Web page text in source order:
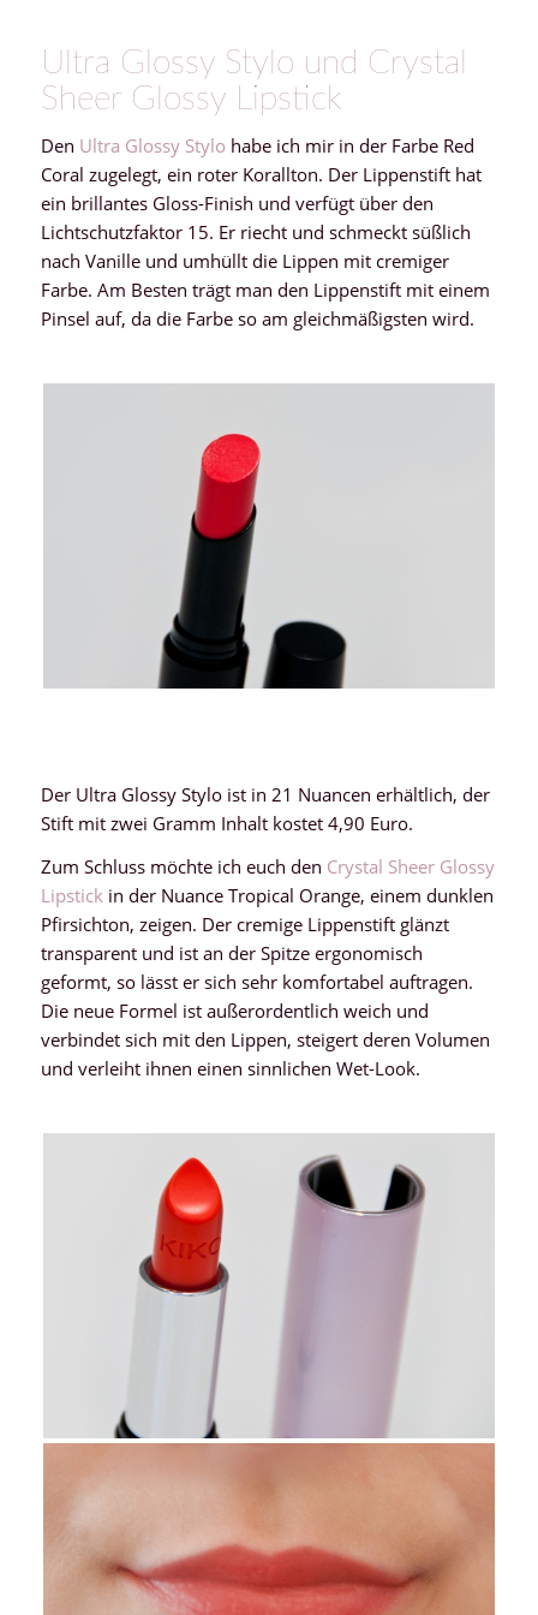
Ultra Glossy Stylo und Crystal
Sheer Glossy Lipstick
Den Ultra Glossy Stylo habe ich mir in der Farbe Red
Coral zugelegt, ein roter Korallton. Der Lippenstift hat
ein brillantes Gloss-Finish und verfügt über den
Lichtschutzfaktor 15. Er riecht und schmeckt süßlich
nach Vanille und umhüllt die Lippen mit cremiger
Farbe. Am Besten trägt man den Lippenstift mit einem
Pinsel auf, da die Farbe so am gleichmäßigsten wird.
Der Ultra Glossy Stylo ist in 21 Nuancen erhältlich, der
Stift mit zwei Gramm Inhalt kostet 4,90 Euro.
Zum Schluss möchte ich euch den Crystal Sheer Glossy
Lipstickin der Nuance Tropical Orange, einem dunklen
Pfirsichton, zeigen. Der cremige Lippenstift glänzt
transparent und ist an der Spitze ergonomisch
geformt, so lässt er sich sehr komfortabel auftragen.
Die neue Formel ist außerordentlich weich und
verbindet sich mit den Lippen, steigert deren Volumen
und verleiht ihnen einen sinnlichen Wet-Look.